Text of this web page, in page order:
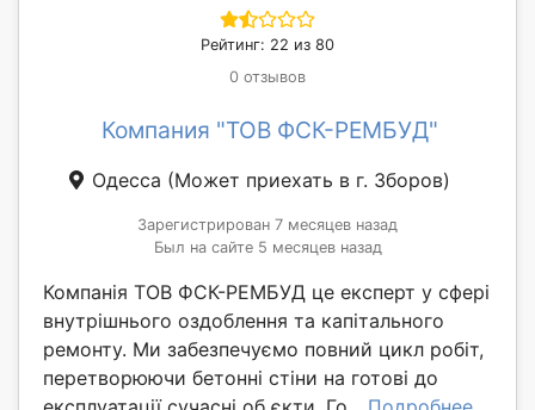
Рейтинг: 22 из 80
0 отзывов
Компания "ТОВ ФСК-РЕМБУД"
Одесса (Может приехать в г. Зборов)
Зарегистрирован 7 месяцев назад
Был на сайте 5 месяцев назад
Компанія ТОВ ФСК-РЕМБУД це експерт у сфері
внутрішнього оздоблення та капітального
ремонту. Ми забезпечуємо повний цикл робіт,
перетворюючи бетонні стіни на готові до